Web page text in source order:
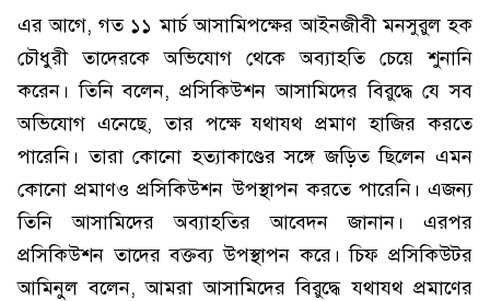
এর আগে, গত ১১ মার্চ আসামিপক্ষের আইনজীবী মনসুরুল হক
চৌধুরী তাদেরকে অভিযোগ থেকে অব্যাহতি চেয়ে শুনানি
করেন। তিনি বলেন, প্রসিকিউশন আসামিদের বিরুদ্ধে যে সব
অভিযোগ এনেছে, তার পক্ষে যথাযথ প্রমাণ হাজির করতে
পারেনি। তারা কোনো হত্যাকাণ্ডের সঙ্গে জড়িত ছিলেন এমন
কোনো প্রমাণও প্রসিকিউশন উপস্থাপন করতে পারেনি। এজন্য
তিনি আসামিদের অব্যাহতির আবেদন জানান। এরপর
প্রসিকিউশন তাদের বক্তব্য উপস্থাপন করে। চিফ প্রসিকিউটর
আমিনুল বলেন, আমরা আসামিদের বিরুদ্ধে যথাযথ প্রমাণের